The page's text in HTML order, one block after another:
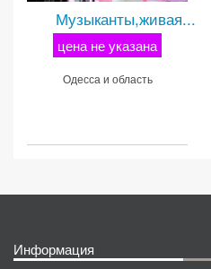
Музыканты,живая...
цена не указана
Одесса и область
Информация